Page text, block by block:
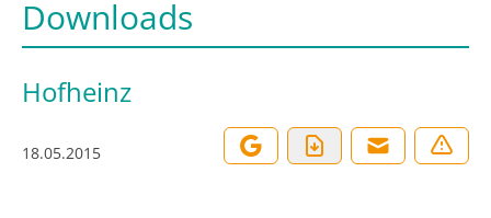
Downloads
Hofheinz
18.05.2015